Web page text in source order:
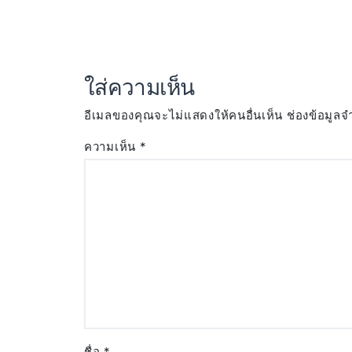
ใส่ความเห็น
อีเมลของคุณจะไม่แสดงให้คนอื่นเห็น ช่องข้อมูลจ
ความเห็น *